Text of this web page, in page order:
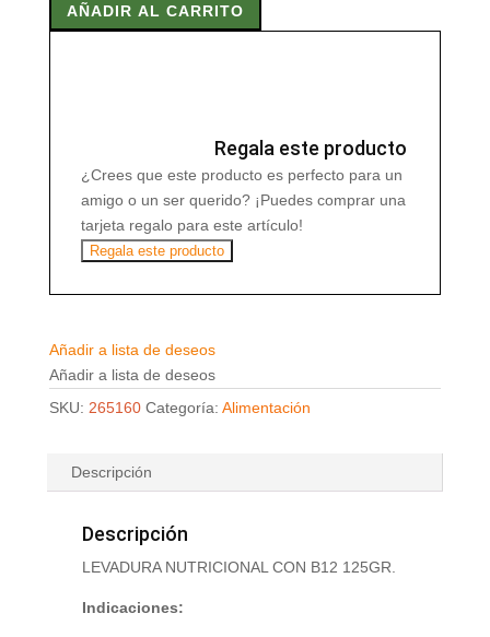
CON
AÑADIR AL CARRITO
Regala este producto
¿Crees que este producto es perfecto para un
amigo o un ser querido? ¡Puedes comprar una
tarjeta regalo para este artículo!
Regala este producto
Añadir a lista de deseos
Añadir a lista de deseos
SKU: 265160 Categoría: Alimentación
Descripción
Descripción
LEVADURA NUTRICIONAL CON B12 125GR.
Indicaciones: